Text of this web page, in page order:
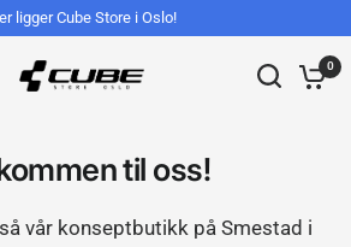
ligger Cube Store i Oslo!
0
til oss!
vår konseptbutikk på Smestad i